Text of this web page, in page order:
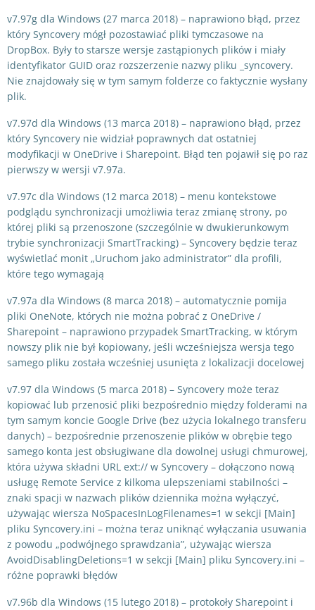
v7.97g dla Windows (27 marca 2018) – naprawiono błąd, przez
który Syncovery mógł pozostawiać pliki tymczasowe na
DropBox. Były to starsze wersje zastąpionych plików i miały
identyfikator GUID oraz rozszerzenie nazwy pliku _syncovery.
Nie znajdowały się w tym samym folderze co faktycznie wysłany
plik.
v7.97d dla Windows (13 marca 2018) – naprawiono błąd, przez
który Syncovery nie widział poprawnych dat ostatniej
modyfikacji w OneDrive i Sharepoint. Błąd ten pojawił się po raz
pierwszy w wersji v7.97a.
v7.97c dla Windows (12 marca 2018) – menu kontekstowe
podglądu synchronizacji umożliwia teraz zmianę strony, po
której pliki są przenoszone (szczególnie w dwukierunkowym
trybie synchronizacji SmartTracking) – Syncovery będzie teraz
wyświetlać monit „Uruchom jako administrator” dla profili,
które tego wymagają
v7.97a dla Windows (8 marca 2018) – automatycznie pomija
pliki OneNote, których nie można pobrać z OneDrive /
Sharepoint – naprawiono przypadek SmartTracking, w którym
nowszy plik nie był kopiowany, jeśli wcześniejsza wersja tego
samego pliku została wcześniej usunięta z lokalizacji docelowej
v7.97 dla Windows (5 marca 2018) – Syncovery może teraz
kopiować lub przenosić pliki bezpośrednio między folderami na
tym samym koncie Google Drive (bez użycia lokalnego transferu
danych) – bezpośrednie przenoszenie plików w obrębie tego
samego konta jest obsługiwane dla dowolnej usługi chmurowej,
która używa składni URL ext:// w Syncovery – dołączono nową
usługę Remote Service z kilkoma ulepszeniami stabilności –
znaki spacji w nazwach plików dziennika można wyłączyć,
używając wiersza NoSpacesInLogFilenames=1 w sekcji [Main]
pliku Syncovery.ini – można teraz uniknąć wyłączania usuwania
z powodu „podwójnego sprawdzania”, używając wiersza
AvoidDisablingDeletions=1 w sekcji [Main] pliku Syncovery.ini –
różne poprawki błędów
v7.96b dla Windows (15 lutego 2018) – protokoły Sharepoint i